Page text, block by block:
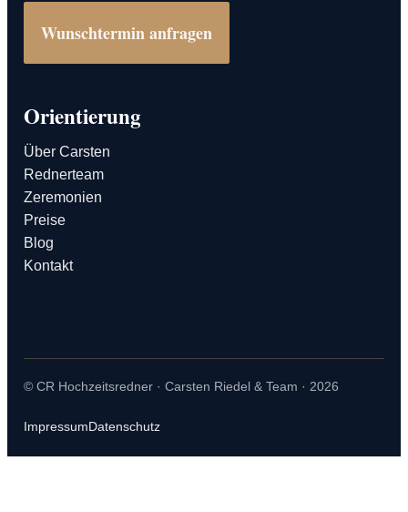
Wunschtermin anfragen
Orientierung
Über Carsten
Rednerteam
Zeremonien
Preise
Blog
Kontakt
© CR Hochzeitsredner · Carsten Riedel & Team · 2026
ImpressumDatenschutz